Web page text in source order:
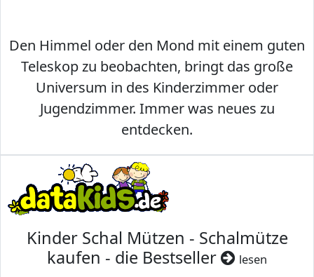
Den Himmel oder den Mond mit einem guten
Teleskop zu beobachten, bringt das große
Universum in des Kinderzimmer oder
Jugendzimmer. Immer was neues zu
entdecken.
Kinder Schal Mützen - Schalmütze
kaufen - die Bestseller
lesen